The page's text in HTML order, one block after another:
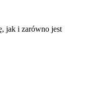
jak i zarówno jest